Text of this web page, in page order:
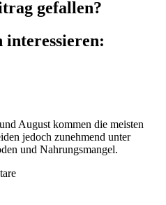
gefallen?
interessieren:
August kommen die meisten
jedoch zunehmend unter
und Nahrungsmangel.